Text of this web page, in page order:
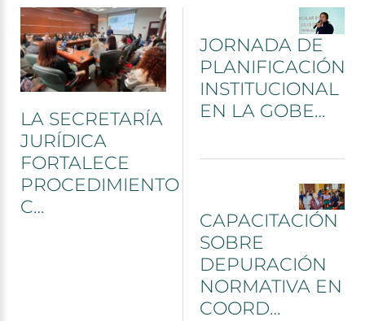
LA SECRETARÍA
JURÍDICA
FORTALECE
PROCEDIMIENTO
C…
JORNADA DE
PLANIFICACIÓN
INSTITUCIONAL
EN LA GOBE…
CAPACITACIÓN
SOBRE
DEPURACIÓN
NORMATIVA EN
COORD…